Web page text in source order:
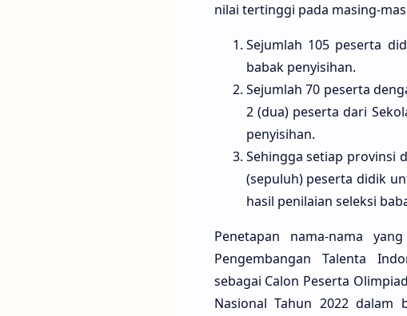
nilai tertinggi pada masing-
Sejumlah 105 peserta
babak penyisihan.
Sejumlah 70 peserta
2 (dua) peserta dari
penyisihan.
Sehingga setiap provinsi
(sepuluh) peserta didik
hasil penilaian seleksi
Penetapan nama-nama
Pengembangan Talenta
sebagai Calon Peserta
Nasional Tahun 2022 dalam